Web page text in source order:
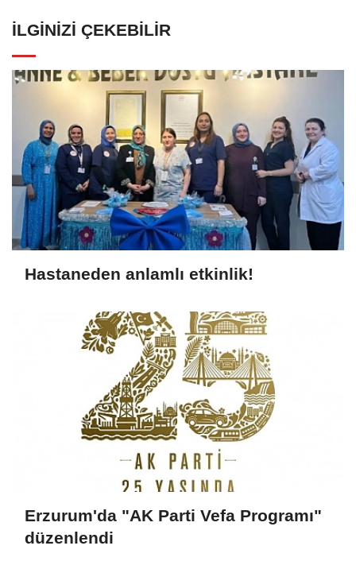
İLGINIZI ÇEKEBILIR
Hastaneden anlamlı etkinlik!
Erzurum'da "AK Parti Vefa Programı"
düzenlendi